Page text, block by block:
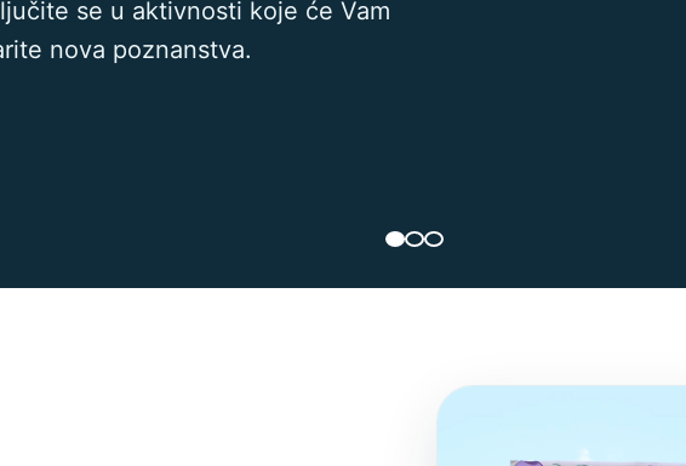
se u aktivnosti koje će Vam
nova poznanstva.